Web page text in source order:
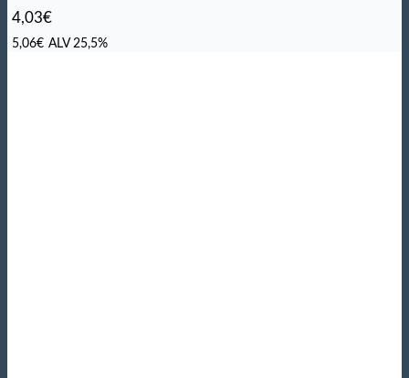
4,03€
5,06€ ALV 25,5%